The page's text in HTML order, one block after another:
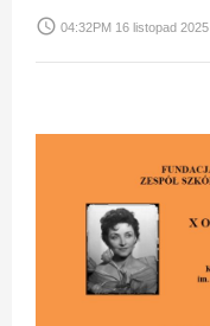
access_time 04:32PM 16 listopad 2025